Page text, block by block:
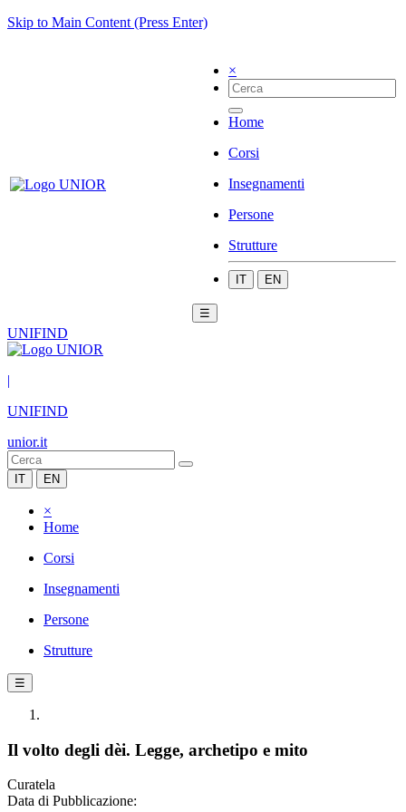
Skip to Main Content (Press Enter)
×
Home
Corsi
Insegnamenti
Persone
Strutture
IT EN
☰
UNIFIND
|
UNIFIND
unior.it
IT EN
×
Home
Corsi
Insegnamenti
Persone
Strutture
☰
Il volto degli dèi. Legge, archetipo e mito
Curatela
Data di Pubblicazione: